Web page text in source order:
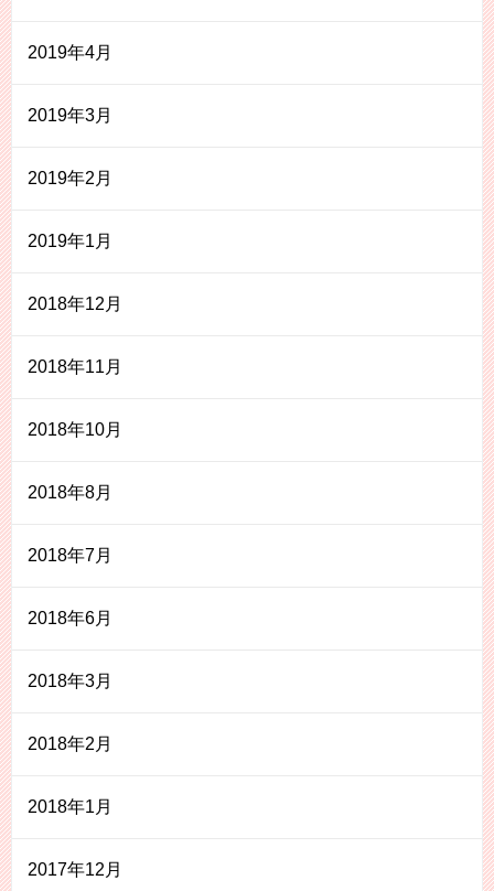
2019年4月
2019年3月
2019年2月
2019年1月
2018年12月
2018年11月
2018年10月
2018年8月
2018年7月
2018年6月
2018年3月
2018年2月
2018年1月
2017年12月